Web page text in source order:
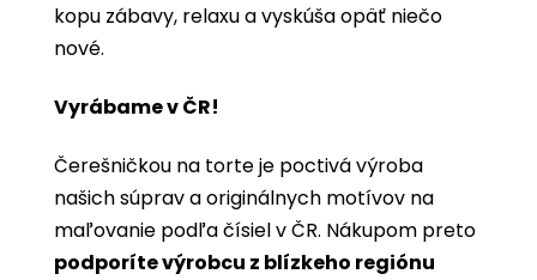
kopu zábavy, relaxu a vyskúša opäť niečo
nové.
Vyrábame v ČR!
Čerešničkou na torte je poctivá výroba
našich súprav a originálnych motívov na
maľovanie podľa čísiel v ČR. Nákupom preto
podporíte výrobcu z blízkeho regiónu